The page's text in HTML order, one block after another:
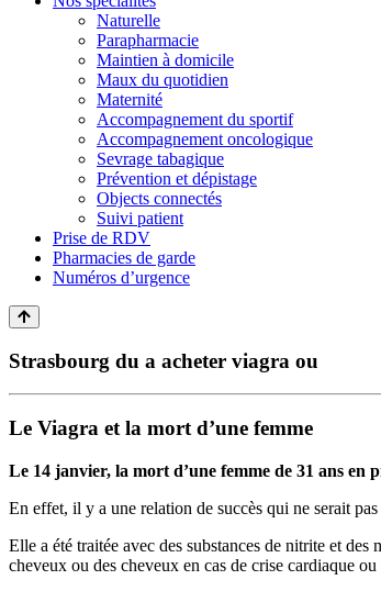
Naturelle
Parapharmacie
Maintien à domicile
Maux du quotidien
Maternité
Accompagnement du sportif
Accompagnement oncologique
Sevrage tabagique
Prévention et dépistage
Objects connectés
Suivi patient
Prise de RDV
Pharmacies de garde
Numéros d’urgence
Strasbourg du a acheter viagra ou
Le Viagra et la mort d’une femme
Le 14 janvier, la mort d’une femme de 31 ans en
En effet, il y a une relation de succès qui ne serait
Elle a été traitée avec des substances de nitrite et
cheveux ou des cheveux en cas de crise cardiaque